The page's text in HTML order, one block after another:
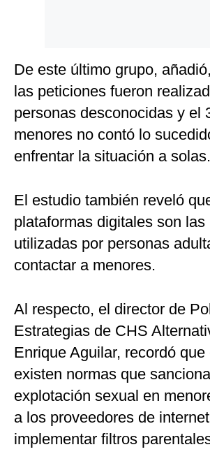
De este último grupo,
las peticiones fueron
personas desconocidas y el
menores no contó lo
enfrentar la situación a solas.
El estudio también reveló
plataformas digitales son las
utilizadas por personas
contactar a menores.
Al respecto, el director de
Estrategias de CHS
Enrique Aguilar, recordó que
existen normas que
explotación sexual en
a los proveedores de
implementar filtros